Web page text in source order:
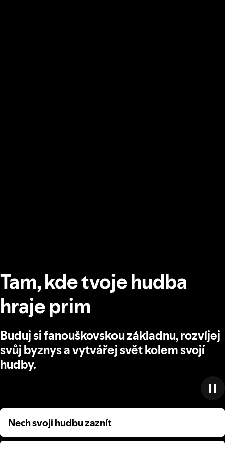
Tam, kde tvoje hudba
hraje prim
Buduj si fanouškovskou základnu, rozvíjej
svůj byznys a vytvářej svět kolem svojí
hudby.
Nech svoji hudbu zaznít
Nech svoji hudbu zaznít